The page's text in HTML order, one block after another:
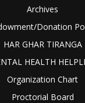
Archives
Donation
HAR GHAR TIRANGA
HEALTH
Organization Chart
Proctorial Board